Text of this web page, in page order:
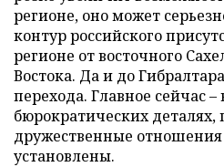
регионе, оно может
контур российского
регионе от восточного
Востока. Да и до
перехода. Главное сейчас –
бюрократических деталях,
дружественные
установлены.